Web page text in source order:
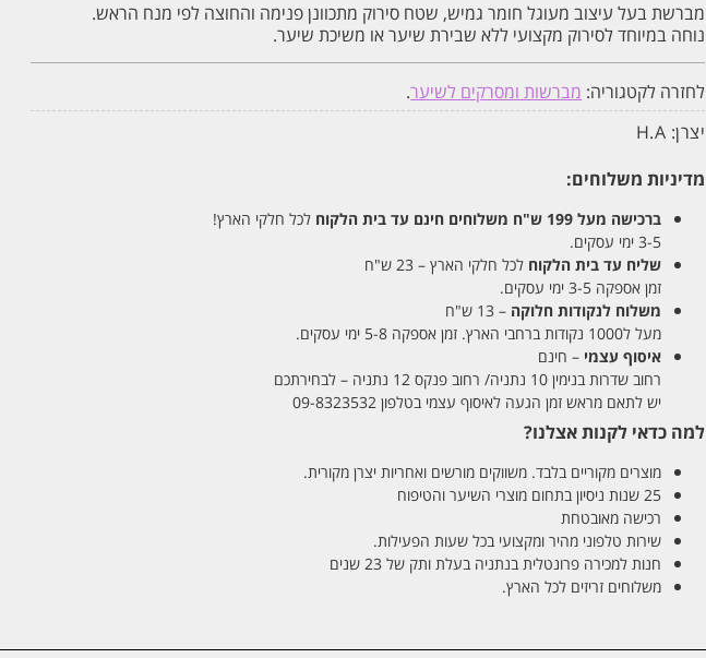
מברשת בעל עיצוב מעוגל חומר גמיש, שטח סירוק מתכוונן פנימה והחוצה לפי מנח הראש.
נוחה במיוחד לסירוק מקצועי ללא שבירת שיער או משיכת שיער.
לחזרה לקטגוריה: מברשות ומסרקים לשיער.
יצרן: H.A
מדיניות משלוחים:
ברכישה מעל 199 ש"ח משלוחים חינם עד בית הלקוח לכל חלקי הארץ!
3-5 ימי עסקים.
שליח עד בית הלקוח לכל חלקי הארץ – 23 ש"ח
זמן אספקה 3-5 ימי עסקים.
משלוח לנקודות חלוקה – 13 ש"ח
מעל ל1000 נקודות ברחבי הארץ. זמן אספקה 5-8 ימי עסקים.
איסוף עצמי – חינם
רחוב שדרות בנימין 10 נתניה/ רחוב פנקס 12 נתניה – לבחירתכם
יש לתאם מראש זמן הגעה לאיסוף עצמי בטלפון 09-8323532
למה כדאי לקנות אצלנו?
מוצרים מקוריים בלבד. משווקים מורשים ואחריות יצרן מקורית.
25 שנות ניסיון בתחום מוצרי השיער והטיפוח
רכישה מאובטחת
שירות טלפוני מהיר ומקצועי בכל שעות הפעילות.
חנות למכירה פרונטלית בנתניה בעלת ותק של 23 שנים
משלוחים זריזים לכל הארץ.